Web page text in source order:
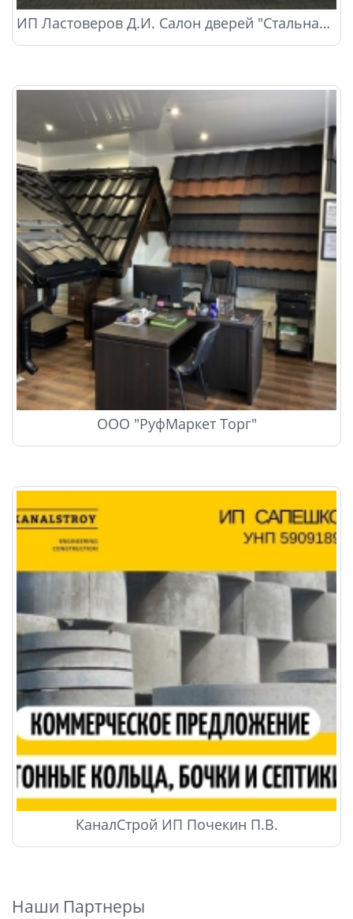
ИП Ластоверов Д.И. Салон дверей "Стальная Линия"
ООО "РуфМаркет Торг"
КаналСтрой ИП Почекин П.В.
Наши Партнеры